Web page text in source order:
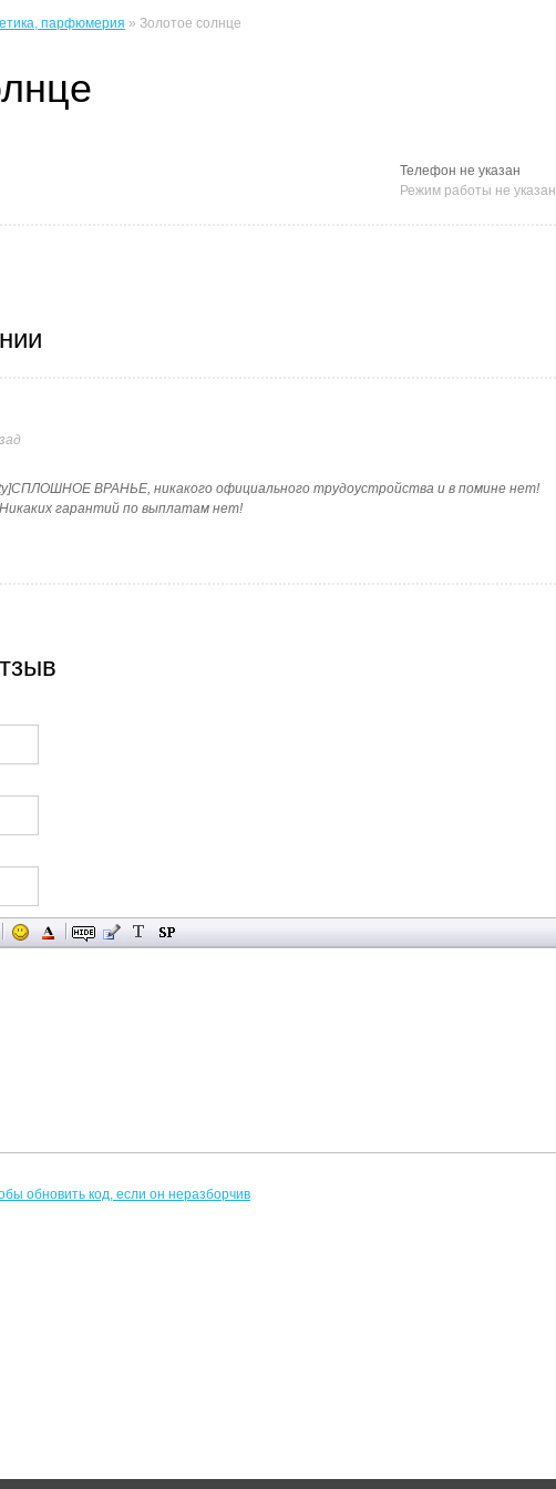
парфюмерия » Золотое солнце
Телефон не указан
Режим работы не указан
ВРАНЬЕ, никакого официального трудоустройства и в помине нет!
гарантий по выплатам нет!